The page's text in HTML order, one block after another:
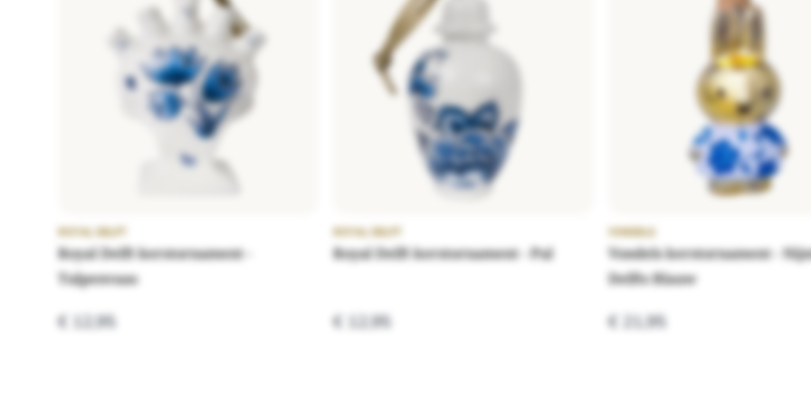
Royal Delft kerstornament -
Tulpenvaas
€ 12,95
Royal Delft kerstornament - Pul
€ 12,95
Vondels kerstornament -
Delfts Blauw
€ 21,95